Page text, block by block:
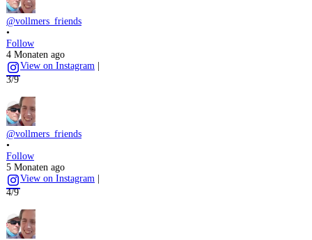
@vollmers_friends
•
Follow
4 Monaten ago
View on Instagram
3/9
@vollmers_friends
•
Follow
5 Monaten ago
View on Instagram
4/9